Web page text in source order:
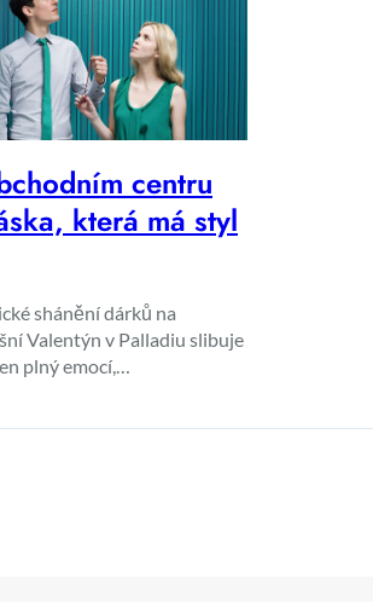
centru
která má styl
shánění dárků na
Valentýn v Palladiu slibuje
plný emocí,…